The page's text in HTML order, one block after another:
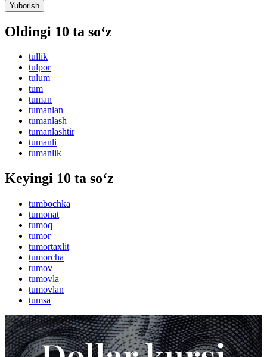
Yuborish
Oldingi 10 ta so‘z
tullik
tulpor
tulum
tum
tuman
tumanlan
tumanlash
tumanlashtir
tumanli
tumanlik
Keyingi 10 ta so‘z
tumbochka
tumonat
tumoq
tumor
tumortaxlit
tumorcha
tumov
tumovla
tumovlan
tumsa